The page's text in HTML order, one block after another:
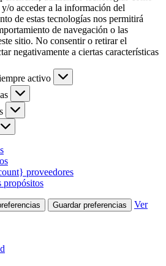
o acceder a la información del
de estas tecnologías nos permitirá
de navegación o las
sitio. No consentir o retirar el
negativamente a ciertas características
activo
proveedores
propósitos
Guardar preferencias
Ver